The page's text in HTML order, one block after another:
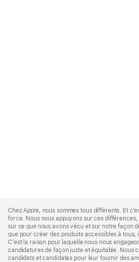
Footer
Chez Apple, nous sommes tous différents. Et
force. Nous nous appuyons sur ces différences,
sur ce que nous avons vécu et sur notre façon
que pour créer des produits accessibles à tous,
C’est la raison pour laquelle nous nous
candidatures de façon juste et équitable. Nous
candidats et candidates pour leur fournir des